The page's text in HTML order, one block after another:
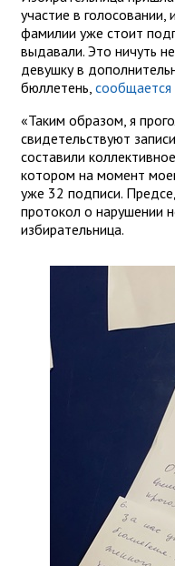
участие в
фамилии уже стоит
выдавали. Это ничуть
девушку в
бюллетень, сообщается
«Таким образом, я
свидетельствуют
составили
котором на момент
уже 32 подписи.
протокол о нарушении
избирательница.